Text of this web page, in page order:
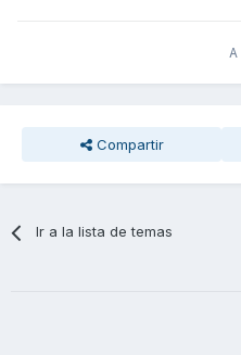
A
Compartir
Ir a la lista de temas